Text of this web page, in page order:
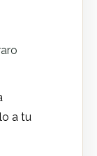
a tu